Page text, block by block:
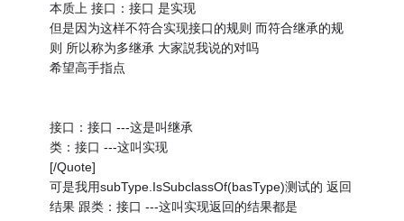
本质上 接口：接口 是实现
但是因为这样不符合实现接口的规则 而符合继承的规
则 所以称为多继承 大家説我说的对吗
希望高手指点
接口：接口 ---这是叫继承
类：接口 ---这叫实现
[/Quote]
可是我用subType.IsSubclassOf(basType)测试的 返回
结果 跟类：接口 ---这叫实现返回的结果都是